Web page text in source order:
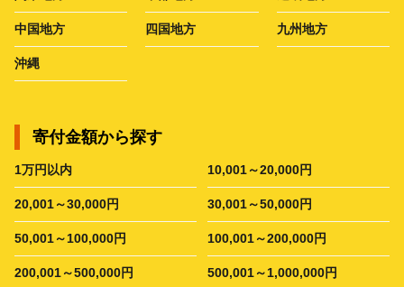
中国地方 四国地方 九州地方
沖縄
寄付金額から探す
1万円以内 10,001～20,000円
20,001～30,000円 30,001～50,000円
50,001～100,000円 100,001～200,000円
200,001～500,000円 500,001～1,000,000円